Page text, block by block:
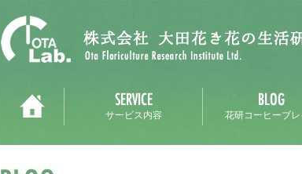
サービス内容 花研コーヒーブレ